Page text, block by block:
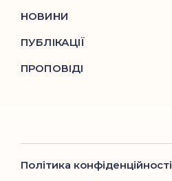
НОВИНИ
ПУБЛІКАЦІЇ
ПРОПОВІДІ
Політика конфіденційності